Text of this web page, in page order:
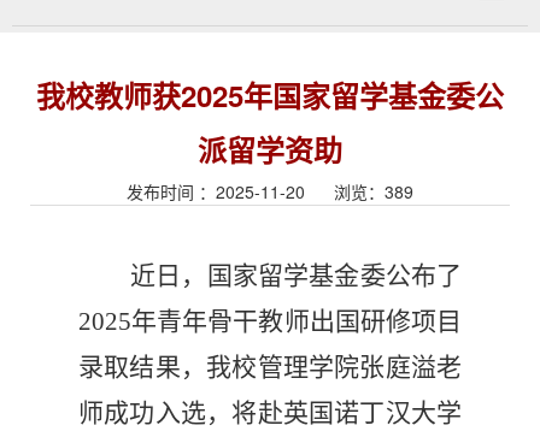
我校教师获2025年国家留学基金委公
派留学资助
发布时间 ：2025-11-20 浏览： 389
近日，国家留学基金委公布了
2025年青年骨干教师出国研修项目
录取结果，我校管理学院张庭溢老
师成功入选，将赴英国诺丁汉大学